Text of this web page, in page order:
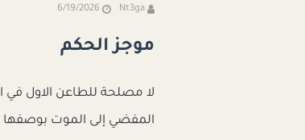
Nt3ga
6/19/2026
موجز الحكم
لا مصلحة للطاعن الاول في
المفضي إلى الموت بوصفها